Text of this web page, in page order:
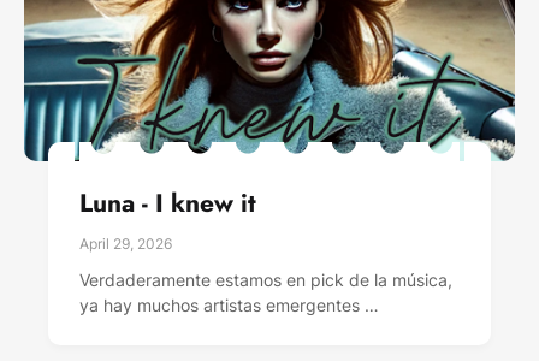
Luna - I knew it
April 29, 2026
Verdaderamente estamos en pick de la música,
ya hay muchos artistas emergentes …